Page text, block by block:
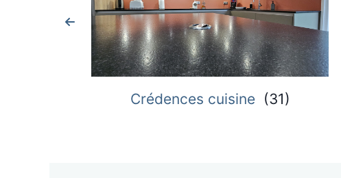
Crédences cuisine ( 31)